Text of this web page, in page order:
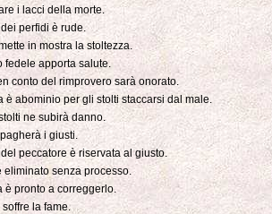
i lacci della morte.
perfidi è rude.
in mostra la stoltezza.
fedele apporta salute.
conto del rimprovero sarà onorato.
abominio per gli stolti staccarsi dal male.
ne subirà danno.
i giusti.
peccatore è riservata al giusto.
senza processo.
è pronto a correggerlo.
la fame.